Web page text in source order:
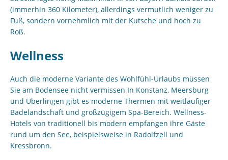
(immerhin 360 Kilometer), allerdings vermutlich weniger zu
Fuß, sondern vornehmlich mit der Kutsche und hoch zu
Roß.
Wellness
Auch die moderne Variante des Wohlfühl-Urlaubs müssen
Sie am Bodensee nicht vermissen In Konstanz, Meersburg
und Überlingen gibt es moderne Thermen mit weitläufiger
Badelandschaft und großzügigem Spa-Bereich. Wellness-
Hotels von traditionell bis modern empfangen ihre Gäste
rund um den See, beispielsweise in Radolfzell und
Kressbronn.